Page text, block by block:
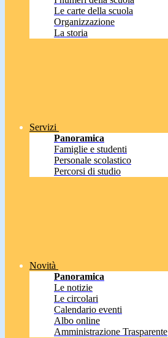
Le carte della scuola
Organizzazione
La storia
Servizi
Panoramica
Famiglie e studenti
Personale scolastico
Percorsi di studio
Novità
Panoramica
Le notizie
Le circolari
Calendario eventi
Albo online
Amministrazione Trasparente